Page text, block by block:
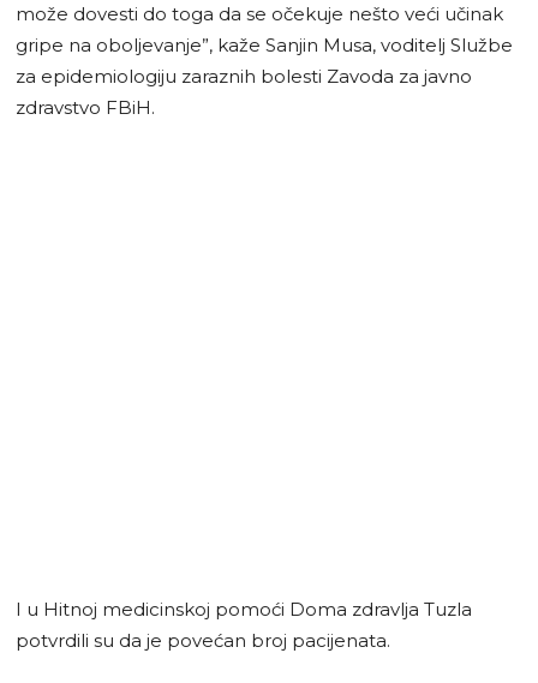
može dovesti do toga da se očekuje nešto veći učinak
gripe na oboljevanje”, kaže Sanjin Musa, voditelj Službe
za epidemiologiju zaraznih bolesti Zavoda za javno
zdravstvo FBiH.
I u Hitnoj medicinskoj pomoći Doma zdravlja Tuzla
potvrdili su da je povećan broj pacijenata.